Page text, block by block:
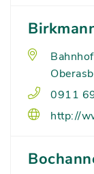
0911
http://